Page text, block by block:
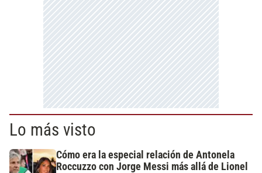
Lo más visto
Cómo era la especial relación de Antonela
Roccuzzo con Jorge Messi más allá de Lionel